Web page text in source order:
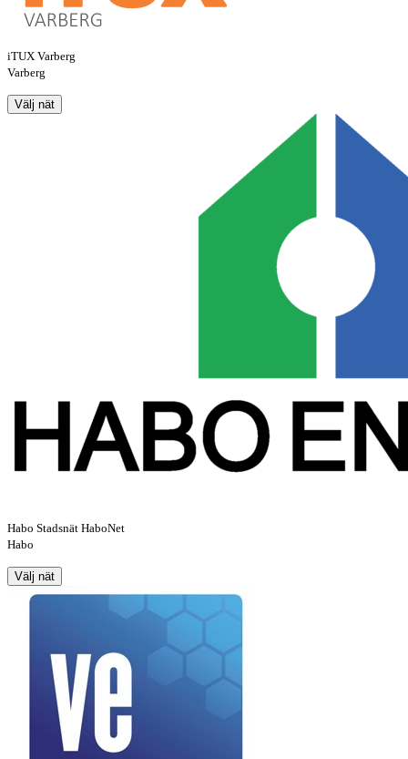
iTUX Varberg
Varberg
Välj nät
Habo Stadsnät HaboNet
Habo
Välj nät